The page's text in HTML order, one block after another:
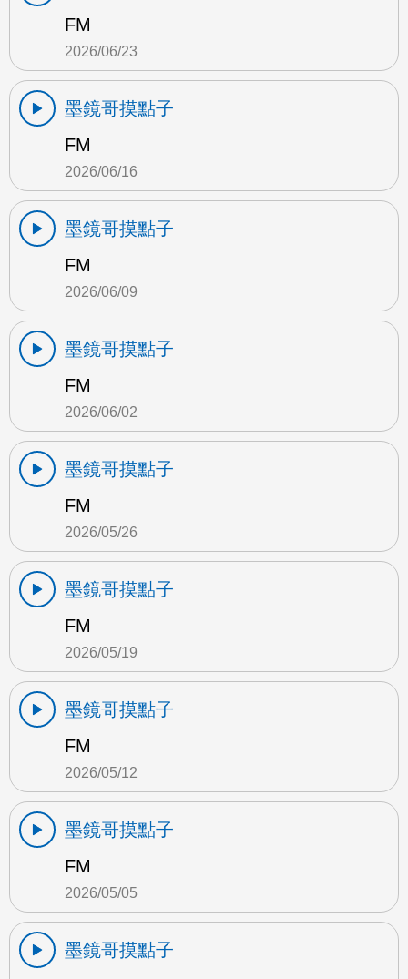
FM
2026/06/23
墨鏡哥摸點子
FM
2026/06/16
墨鏡哥摸點子
FM
2026/06/09
墨鏡哥摸點子
FM
2026/06/02
墨鏡哥摸點子
FM
2026/05/26
墨鏡哥摸點子
FM
2026/05/19
墨鏡哥摸點子
FM
2026/05/12
墨鏡哥摸點子
FM
2026/05/05
墨鏡哥摸點子